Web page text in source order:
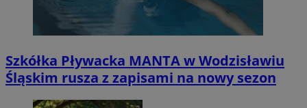
Szkółka Pływacka MANTA w Wodzisławiu
Śląskim rusza z zapisami na nowy sezon
euds .rfihub.com